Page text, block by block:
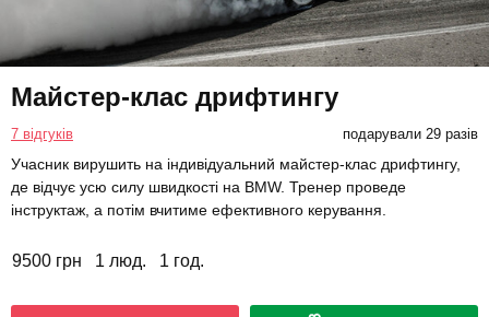
Майстер-клас дрифтингу
7 відгуків подарували 29 разів
Учасник вирушить на індивідуальний майстер-клас дрифтингу,
де відчує усю силу швидкості на BMW. Тренер проведе
інструктаж, а потім вчитиме ефективного керування.
9500 грн 1 люд. 1 год.